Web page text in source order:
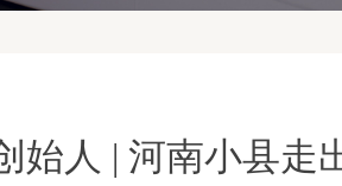
始人 | 河南小县走